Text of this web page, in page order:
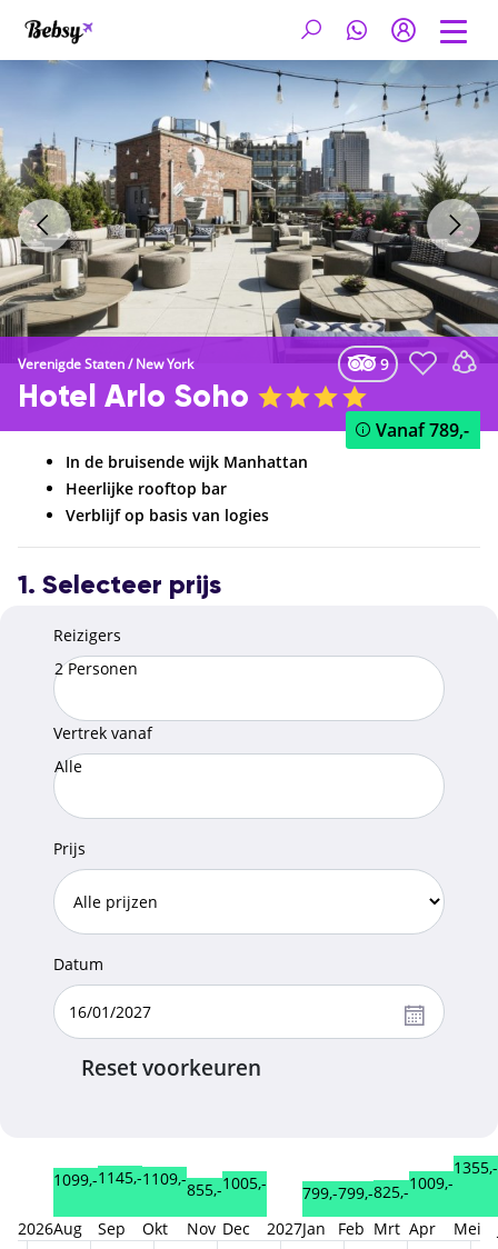
Verenigde Staten/New York 9
Hotel Arlo Soho
Vanaf789,-
In de bruisende wijk Manhattan
Heerlijke rooftop bar
Verblijf op basis van logies
1. Selecteer prijs
Reizigers
2 Personen
Vertrek vanaf
Alle
Prijs
Datum
Reset voorkeuren
2026
1099,-
Aug
1145,-
Sep
1109,-
Okt
855,-
Nov
1005,-
Dec 2027
799,-
Jan
799,-
Feb
825,-
Mrt
1009,-
Apr
1355,-
Mei